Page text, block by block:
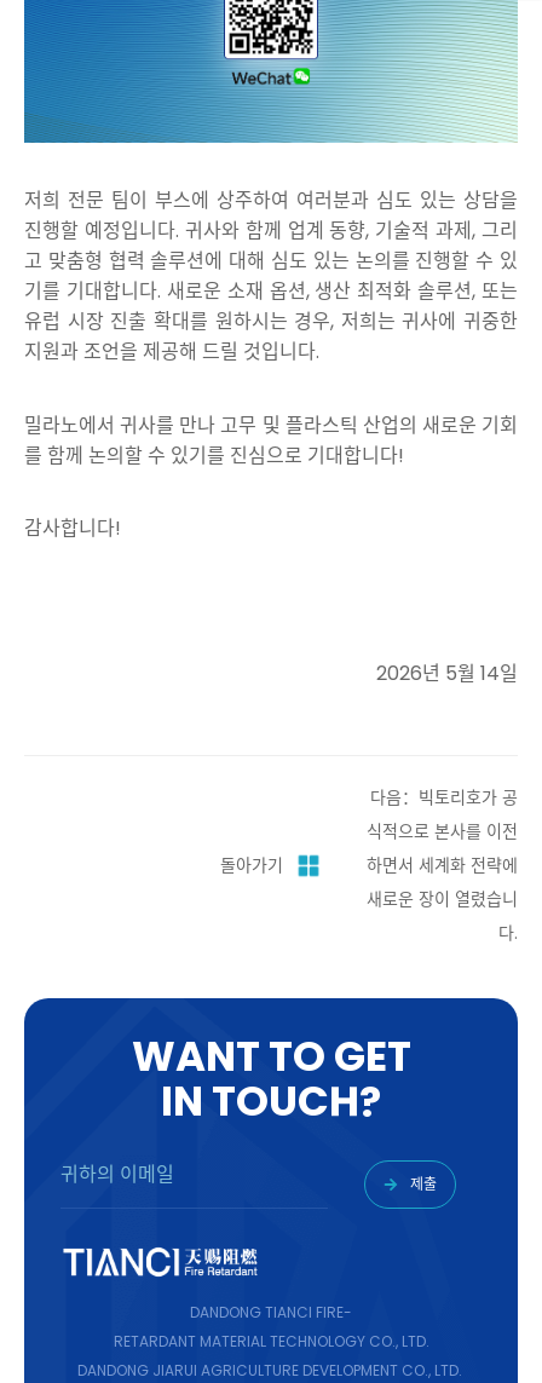
저희 전문 팀이 부스에 상주하여 여러분과 심도 있는 상담을
진행할 예정입니다. 귀사와 함께 업계 동향, 기술적 과제, 그리
고 맞춤형 협력 솔루션에 대해 심도 있는 논의를 진행할 수 있
기를 기대합니다. 새로운 소재 옵션, 생산 최적화 솔루션, 또는
유럽 시장 진출 확대를 원하시는 경우, 저희는 귀사에 귀중한
지원과 조언을 제공해 드릴 것입니다.
밀라노에서 귀사를 만나 고무 및 플라스틱 산업의 새로운 기회
를 함께 논의할 수 있기를 진심으로 기대합니다!
감사합니다!
2026년 5월 14일
돌아가기
다음：빅토리호가 공
식적으로 본사를 이전
하면서 세계화 전략에
새로운 장이 열렸습니
다.
WANTTOGET
IN TOUCH?
제출
DANDONG TIANCI FIRE-
RETARDANT MATERIAL TECHNOLOGY CO., LTD.
DANDONG JIARUI AGRICULTURE DEVELOPMENT CO., LTD.